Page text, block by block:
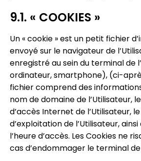
9.1. « COOKIES »
Un « cookie » est un petit fichier
envoyé sur le navigateur de
enregistré au sein du terminal de
ordinateur, smartphone), (ci-
fichier comprend des
nom de domaine de l’Utilisateur,
d’accès Internet de l’Utilisateur,
d’exploitation de l’Utilisateur,
l’heure d’accès. Les Cookies ne
cas d’endommager le terminal de